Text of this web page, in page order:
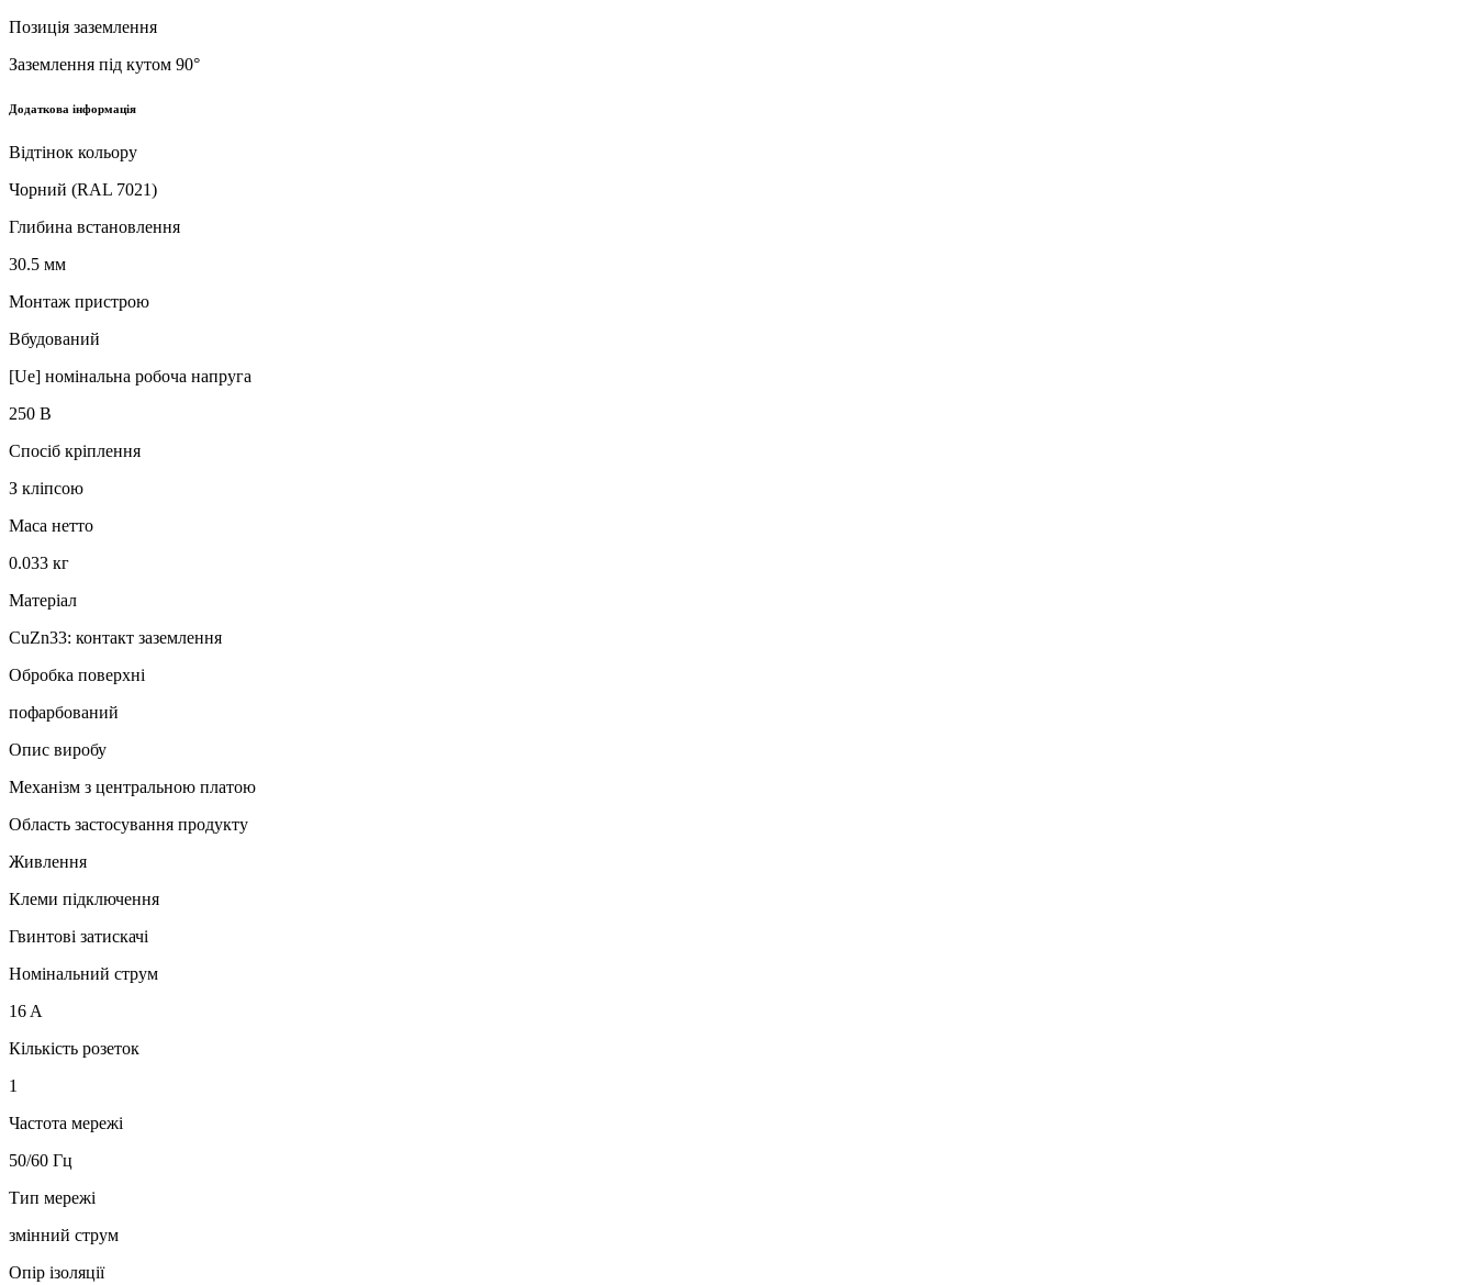
Позиція заземлення
Заземлення під кутом 90°
Додаткова інформація
Відтінок кольору
Чорний (RAL 7021)
Глибина встановлення
30.5 мм
Монтаж пристрою
Вбудований
[Ue] номінальна робоча напруга
250 В
Спосіб кріплення
З кліпсою
Маса нетто
0.033 кг
Матеріал
CuZn33: контакт заземлення
Обробка поверхні
пофарбований
Опис виробу
Механізм з центральною платою
Область застосування продукту
Живлення
Клеми підключення
Гвинтові затискачі
Номінальний струм
16 A
Кількість розеток
1
Частота мережі
50/60 Гц
Тип мережі
змінний струм
Опір ізоляції